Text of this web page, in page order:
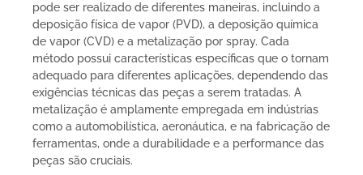
pode ser realizado de diferentes maneiras, incluindo a
deposição física de vapor (PVD), a deposição química
de vapor (CVD) e a metalização por spray. Cada
método possui características específicas que o tornam
adequado para diferentes aplicações, dependendo das
exigências técnicas das peças a serem tratadas. A
metalização é amplamente empregada em indústrias
como a automobilística, aeronáutica, e na fabricação de
ferramentas, onde a durabilidade e a performance das
peças são cruciais.